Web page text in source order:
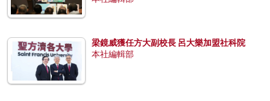
梁鏡威獲任方大副校長 呂大樂加盟社科院
本社編輯部